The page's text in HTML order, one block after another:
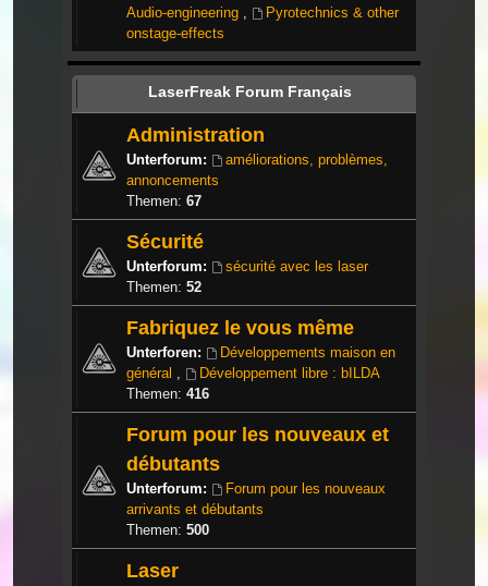
Audio-engineering ,
Pyrotechnics & other
onstage-effects
LaserFreak Forum Français
Administration
Unterforum:
améliorations, problèmes,
annoncements
Themen: 67
Sécurité
Unterforum:
sécurité avec les laser
Themen: 52
Fabriquez le vous même
Unterforen:
Développements maison en
général ,
Développement libre : bILDA
Themen: 416
Forum pour les nouveaux et
débutants
Unterforum:
Forum pour les nouveaux
arrivants et débutants
Themen: 500
Laser